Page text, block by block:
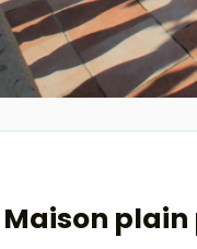
Maison